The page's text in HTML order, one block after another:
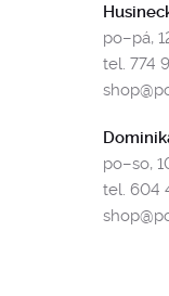
po–pá,
tel. 774
po–so,
tel. 604